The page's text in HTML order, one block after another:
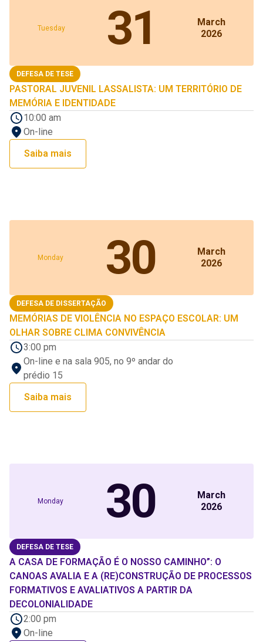
Tuesday 31
March
2026
DEFESA DE TESE
PASTORAL JUVENIL LASSALISTA: UM TERRITÓRIO DE
MEMÓRIA E IDENTIDADE
10:00 am
On-line
Saiba mais
Monday 30
March
2026
DEFESA DE DISSERTAÇÃO
MEMÓRIAS DE VIOLÊNCIA NO ESPAÇO ESCOLAR: UM
OLHAR SOBRE CLIMA CONVIVÊNCIA
3:00 pm
On-line e na sala 905, no 9º andar do
prédio 15
Saiba mais
Monday 30
March
2026
DEFESA DE TESE
A CASA DE FORMAÇÃO É O NOSSO CAMINHO”: O
CANOAS AVALIA E A (RE)CONSTRUÇÃO DE PROCESSOS
FORMATIVOS E AVALIATIVOS A PARTIR DA
DECOLONIALIDADE
2:00 pm
On-line